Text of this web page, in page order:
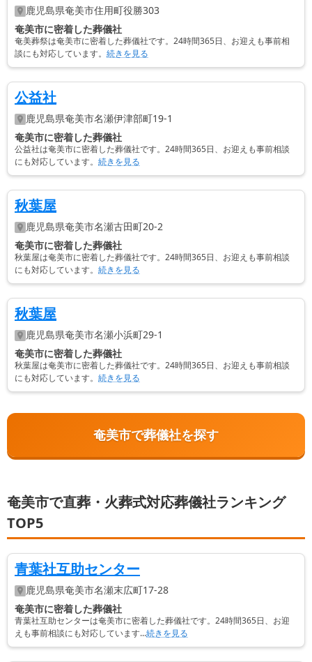
鹿児島県奄美市住用町役勝303
奄美市に密着した葬儀社
奄美葬祭は奄美市に密着した葬儀社です。24時間365日、お迎えも事前相
談にも対応しています。 続きを見る
公益社
鹿児島県奄美市名瀬伊津部町19-1
奄美市に密着した葬儀社
公益社は奄美市に密着した葬儀社です。24時間365日、お迎えも事前相談
にも対応しています。 続きを見る
秋葉屋
鹿児島県奄美市名瀬古田町20-2
奄美市に密着した葬儀社
秋葉屋は奄美市に密着した葬儀社です。24時間365日、お迎えも事前相談
にも対応しています。 続きを見る
秋葉屋
鹿児島県奄美市名瀬小浜町29-1
奄美市に密着した葬儀社
秋葉屋は奄美市に密着した葬儀社です。24時間365日、お迎えも事前相談
にも対応しています。 続きを見る
奄美市で葬儀社を探す
奄美市で直葬・火葬式対応葬儀社ランキング
TOP5
青葉社互助センター
鹿児島県奄美市名瀬末広町17-28
奄美市に密着した葬儀社
青葉社互助センターは奄美市に密着した葬儀社です。24時間365日、お迎
えも事前相談にも対応しています...続きを見る